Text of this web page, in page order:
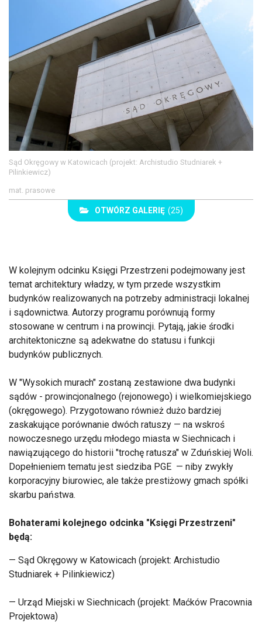
Sąd Okręgowy w Katowicach (projekt: Archistudio Studniarek +
Pilinkiewicz)
mat. prasowe
OTWÓRZ GALERIĘ (25)
W kolejnym odcinku Księgi Przestrzeni podejmowany jest
temat architektury władzy, w tym przede wszystkim
budynków realizowanych na potrzeby administracji lokalnej
i sądownictwa. Autorzy programu porównują formy
stosowane w centrum i na prowincji. Pytają, jakie środki
architektoniczne są adekwatne do statusu i funkcji
budynków publicznych.
W "Wysokich murach" zostaną zestawione dwa budynki
sądów - prowincjonalnego (rejonowego) i wielkomiejskiego
(okręgowego). Przygotowano również dużo bardziej
zaskakujące porównanie dwóch ratuszy — na wskroś
nowoczesnego urzędu młodego miasta w Siechnicach i
nawiązującego do historii "trochę ratusza" w Zduńskiej Woli.
Dopełnieniem tematu jest siedziba PGE — niby zwykły
korporacyjny biurowiec, ale także prestiżowy gmach spółki
skarbu państwa.
Bohaterami kolejnego odcinka "Księgi Przestrzeni"
będą:
— Sąd Okręgowy w Katowicach (projekt: Archistudio
Studniarek + Pilinkiewicz)
— Urząd Miejski w Siechnicach (projekt: Maćków Pracownia
Projektowa)